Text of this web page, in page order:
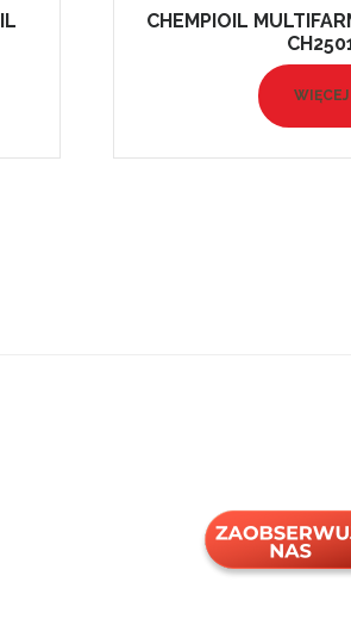
CHEMPIOIL
WIĘCEJ